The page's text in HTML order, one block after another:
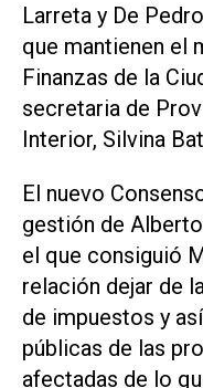
Larreta y De
que mantienen el
Finanzas de la
secretaria de
Interior, Silvina
El nuevo
gestión de
el que consiguió
relación dejar de
de impuestos y
públicas de las
afectadas de lo